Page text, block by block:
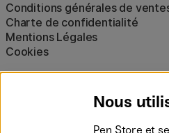
Conditions générales de
Charte de confidentialité
Mentions Légales
Cookies
Nous
Pen Store et